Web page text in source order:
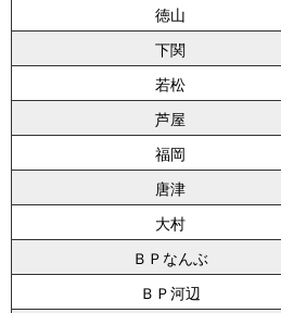
徳山
下関
若松
芦屋
福岡
唐津
大村
ＢＰなんぶ
ＢＰ河辺